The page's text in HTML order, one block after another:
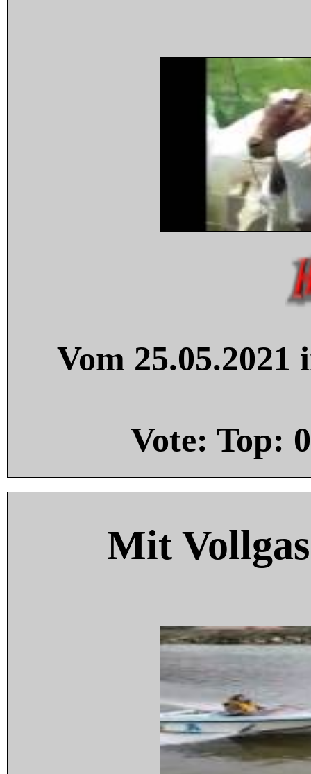
Vom
Vote: Top: 0
Mit